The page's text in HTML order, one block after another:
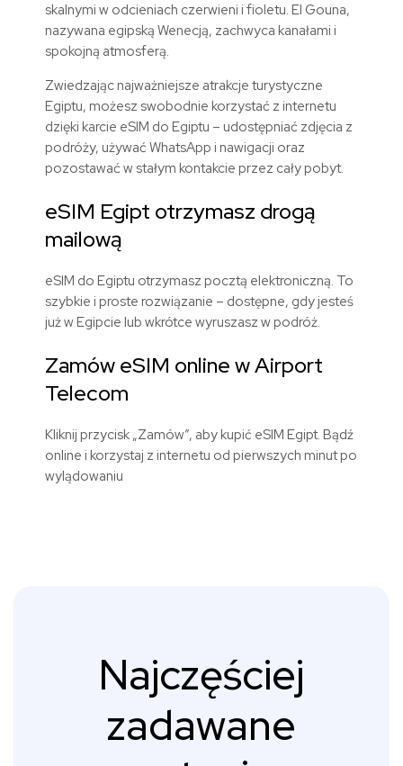
skalnymi w odcieniach czerwieni i fioletu. El Gouna,
nazywana egipską Wenecją, zachwyca kanałami i
spokojną atmosferą.
Zwiedzając najważniejsze atrakcje turystyczne
Egiptu, możesz swobodnie korzystać z internetu
dzięki karcie eSIM do Egiptu – udostępniać zdjęcia z
podróży, używać WhatsApp i nawigacji oraz
pozostawać w stałym kontakcie przez cały pobyt.
eSIM Egipt otrzymasz drogą
mailową
eSIM do Egiptu otrzymasz pocztą elektroniczną. To
szybkie i proste rozwiązanie – dostępne, gdy jesteś
już w Egipcie lub wkrótce wyruszasz w podróż.
Zamów eSIM online w Airport
Telecom
Kliknij przycisk „Zamów”, aby kupić eSIM Egipt. Bądź
online i korzystaj z internetu od pierwszych minut po
wylądowaniu
Najczęściej
zadawane